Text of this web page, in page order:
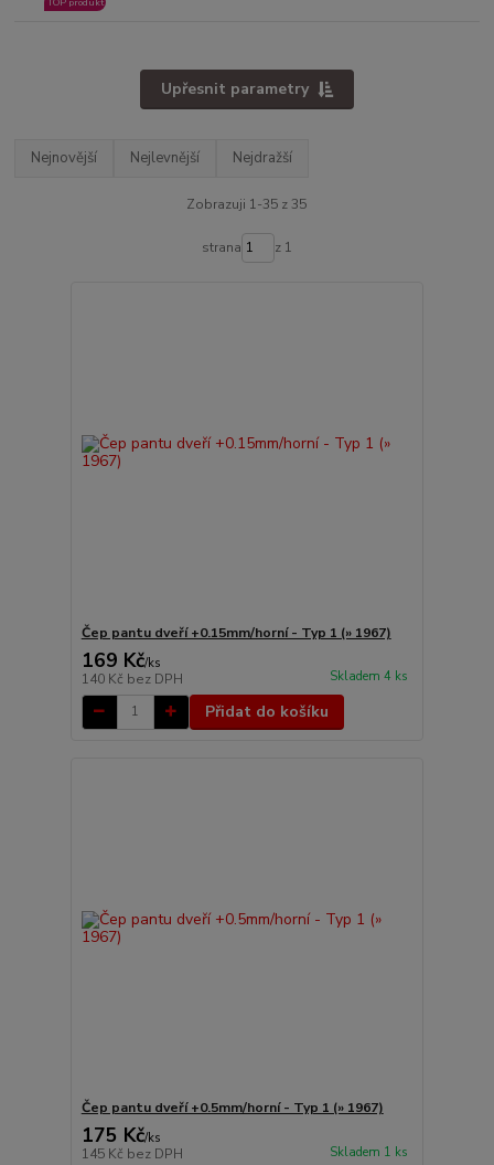
Upřesnit parametry
Nejnovější Nejlevnější Nejdražší
Zobrazuji 1-35 z 35
strana z 1
Čep pantu dveří +0.15mm/horní - Typ 1 (» 1967)
169 Kč/ks
140 Kč bez DPH Skladem 4 ks
Přidat do košíku
Čep pantu dveří +0.5mm/horní - Typ 1 (» 1967)
175 Kč/ks
145 Kč bez DPH Skladem 1 ks